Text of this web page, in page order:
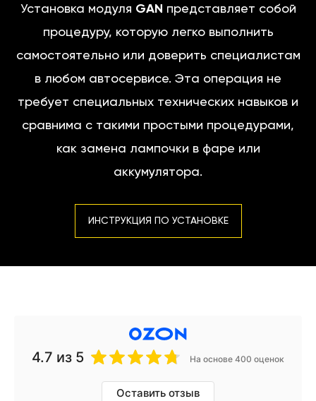
Установка модуля GAN представляет собой
процедуру, которую легко выполнить
самостоятельно или доверить специалистам
в любом автосервисе. Эта операция не
требует специальных технических навыков и
сравнима с такими простыми процедурами,
как замена лампочки в фаре или
аккумулятора.
ИНСТРУКЦИЯ ПО УСТАНОВКЕ
4.7 из 5 На основе 400 оценок
Оставить отзыв